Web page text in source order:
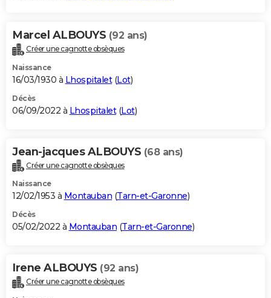
Marcel ALBOUYS (92 ans)
Créer une cagnotte obsèques
Naissance
16/03/1930 à Lhospitalet(Lot)
Décès
06/09/2022 à Lhospitalet(Lot)
Jean-jacques ALBOUYS (68 ans)
Créer une cagnotte obsèques
Naissance
12/02/1953 à Montauban (Tarn-et-Garonne)
Décès
05/02/2022 à Montauban (Tarn-et-Garonne)
Irene ALBOUYS (92 ans)
Créer une cagnotte obsèques